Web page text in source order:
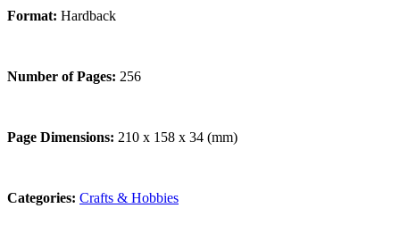
Format: Hardback
Number of Pages: 256
Page Dimensions: 210 x 158 x 34 (mm)
Categories: Crafts & Hobbies